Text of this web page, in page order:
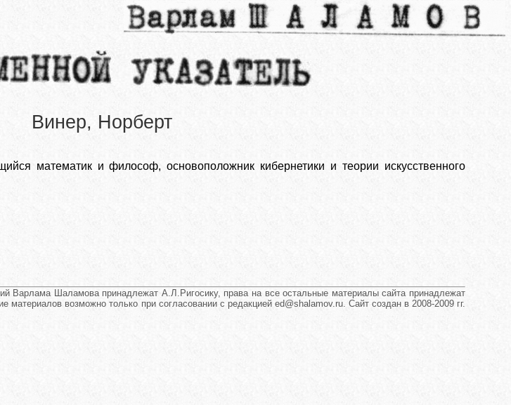
Винер, Норберт
математик и философ, основоположник кибернетики и теории искусственного
Варлама Шаламова принадлежат А.Л.Ригосику, права на все остальные материалы сайта принадлежат
материалов возможно только при согласовании с редакцией ed@shalamov.ru. Сайт создан в 2008-2009 гг.